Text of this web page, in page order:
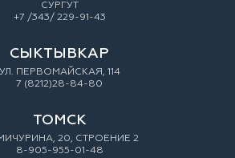
СУРГУТ
+7 /343/ 229-91-43
СЫКТЫВКАР
УЛ. ПЕРВОМАЙСКАЯ, 114
7 (8212)28-84-80
ТОМСК
20, СТРОЕНИЕ 2
8-905-955-01-48